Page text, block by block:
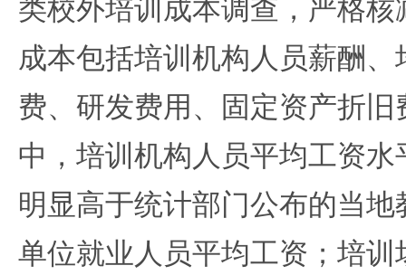
类校外培训成本调查，严格
成本包括培训机构人员薪酬
费、研发费用、固定资产折
中，培训机构人员平均工资
明显高于统计部门公布的当
单位就业人员平均工资；培